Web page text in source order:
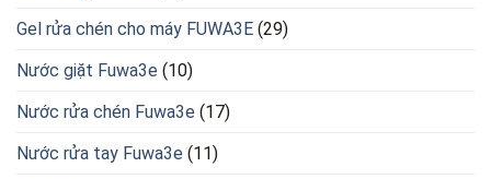
Gel rửa chén cho máy FUWA3E (29)
Nước giặt Fuwa3e (10)
Nước rửa chén Fuwa3e (17)
Nước rửa tay Fuwa3e (11)